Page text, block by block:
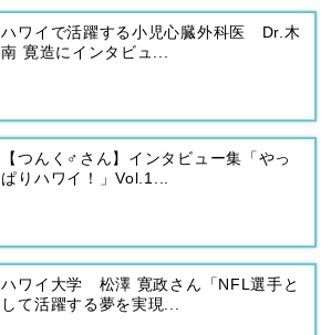
ハワイで活躍する小児心臓外科医 Dr.木
南 寛造にインタビュ...
【つんく♂さん】インタビュー集「やっ
ぱりハワイ！」Vol.1...
ハワイ大学 松澤 寛政さん「NFL選手と
して活躍する夢を実現...